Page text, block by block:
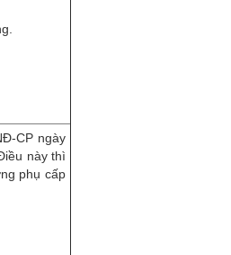
CP ngày
này thì
phụ cấp